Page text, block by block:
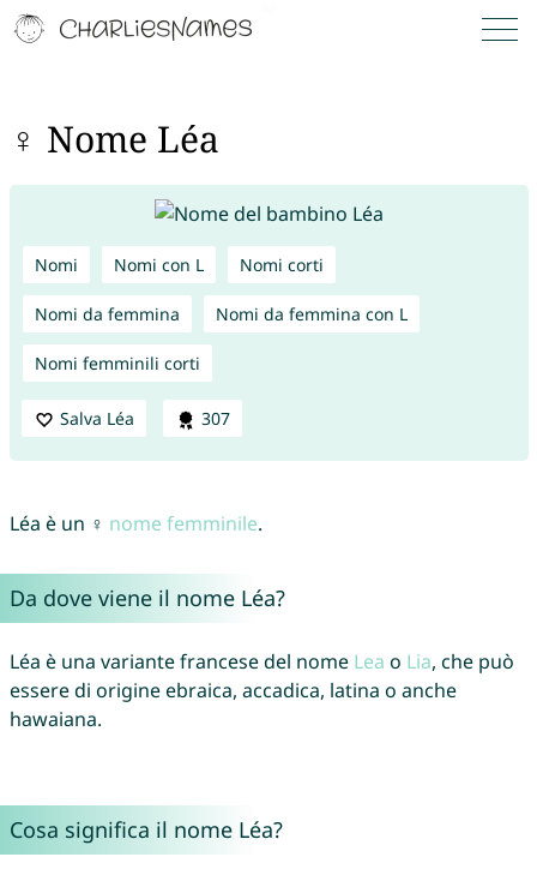
♀ Nome Léa
Nomi Nomi con L Nomi corti
Nomi da femmina Nomi da femmina con L
Nomi femminili corti
Salva Léa 307
Léa è un ♀ nome femminile.
Da dove viene il nome Léa?
Léa è una variante francese del nome Lea o Lia, che può
essere di origine ebraica, accadica, latina o anche
hawaiana.
Cosa significa il nome Léa?